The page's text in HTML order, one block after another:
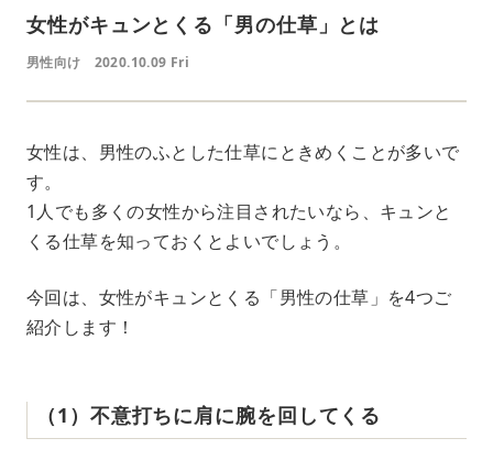
女性がキュンとくる「男の仕草」とは
男性向け 2020.10.09 Fri
女性は、男性のふとした仕草にときめくことが多いで
す。
1人でも多くの女性から注目されたいなら、キュンと
くる仕草を知っておくとよいでしょう。
今回は、女性がキュンとくる「男性の仕草」を4つご
紹介します！
（1）不意打ちに肩に腕を回してくる